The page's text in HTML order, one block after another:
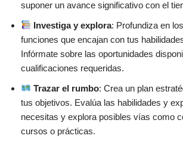
clave para liberar su potencial
Demostrar excelentes aptitudes de
problemas.
Compensar la falta de experiencia
las competencias interpersonales
suponer un avance significativo con el
Investiga y explora: Profundiza en
funciones que encajan con tus
Infórmate sobre las oportunidades
cualificaciones requeridas.
Trazar el rumbo: Crea un plan
tus objetivos. Evalúa las habilidades y
necesitas y explora posibles vías como
cursos o prácticas.